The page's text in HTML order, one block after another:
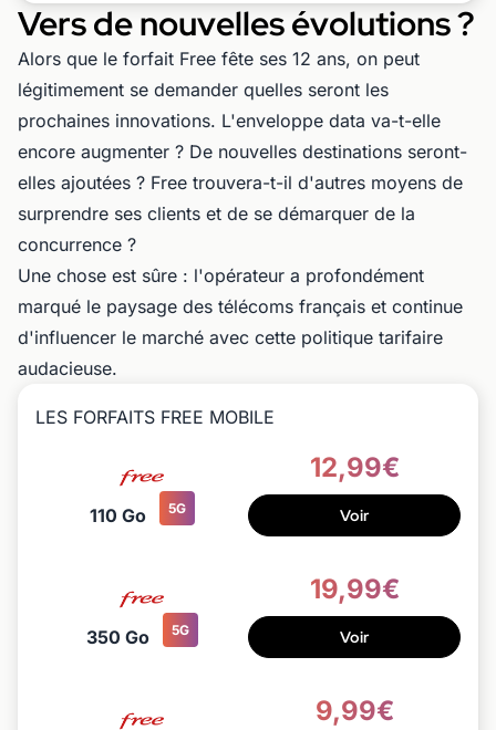
Vers de nouvelles évolutions ?
Alors que le forfait Free fête ses 12 ans, on peut
légitimement se demander quelles seront les
prochaines innovations. L'enveloppe data va-t-elle
encore augmenter ? De nouvelles destinations seront-
elles ajoutées ? Free trouvera-t-il d'autres moyens de
surprendre ses clients et de se démarquer de la
concurrence ?
Une chose est sûre : l'opérateur a profondément
marqué le paysage des télécoms français et continue
d'influencer le marché avec cette politique tarifaire
audacieuse.
LES FORFAITS FREE MOBILE
110 Go 5G
12,99€
Voir
350 Go 5G
19,99€
Voir
9,99€